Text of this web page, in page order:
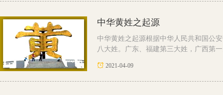
中华黄姓之起源
中华黄姓之起源根据中华人民共和国公
八大姓。广东、福建第三大姓，广西第一
2021-04-09